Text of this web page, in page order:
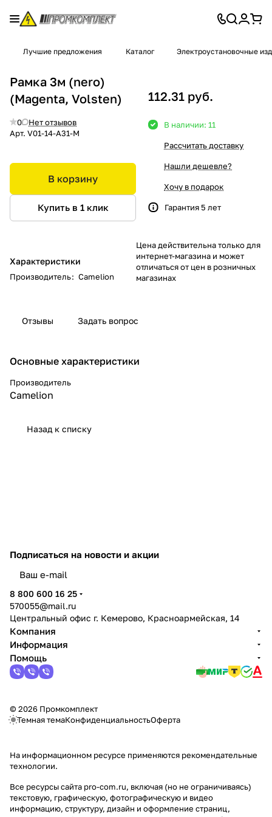
Лучшие предложения Каталог Электроустановочные
Рамка 3м (nero)
(Magenta, Volsten)
0
Нет отзывов
Арт. V01-14-A31-M
В корзину
Купить в 1 клик
Характеристики
Производитель: Camelion
112.31 руб.
В наличии: 11
Рассчитать доставку
Нашли дешевле?
Хочу в подарок
Гарантия 5 лет
Цена действительна только для
интернет-магазина и может
отличаться от цен в розничных
магазинах
Отзывы Задать вопрос
Основные характеристики
Производитель
Camelion
Назад к списку
Подписаться на новости и акции
8 800 600 16 25
570055@mail.ru
Центральный офис г. Кемерово, Красноармейская, 14
Компания
Информация
Помощь
© 2026 Промкомплект
Темная темаКонфиденциальностьОферта
На информационном ресурсе применяются рекомендательные
технологии.
Все ресурсы сайта pro-com.ru, включая (но не ограничиваясь)
текстовую, графическую, фотографическую и видео
информацию, структуру, дизайн и оформление страниц,